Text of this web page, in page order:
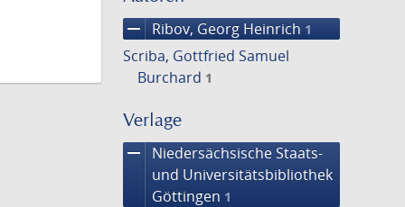
remove Ribov, Georg Heinrich 1
Scriba, Gottfried Samuel
Burchard 1
Verlage
remove
Niedersächsische Staats-
und Universitätsbibliothek
Göttingen 1